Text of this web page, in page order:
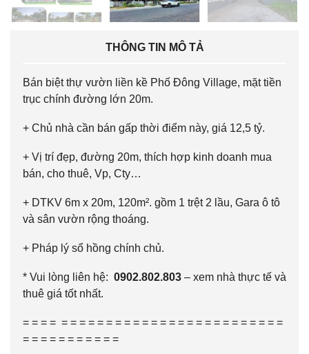
THÔNG TIN MÔ TẢ
Bán biệt thự vườn liền kề Phố Đông Village, mặt tiền
trục chính đường lớn 20m.
+ Chủ nhà cần bán gấp thời điểm này, giá 12,5 tỷ.
+ Vị trí đẹp, đường 20m, thích hợp kinh doanh mua
bán, cho thuê, Vp, Cty…
+ DTKV 6m x 20m, 120m². gồm 1 trệt 2 lầu, Gara ô tô
và sân vườn rộng thoáng.
+ Pháp lý sổ hồng chính chủ.
* Vui lòng liên hệ: 0902.802.803 – xem nhà thực tế và
thuê giá tốt nhất.
= = = = = = = = = = = = = = = = = = = = = = = = = = = = =
= = = = = = = = = = =